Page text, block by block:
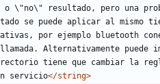
o \"no\" resultado, pero una
se puede aplicar al mismo
por ejemplo bluetooth
Alternativamente
tiene que cambiar la
servicio</string>